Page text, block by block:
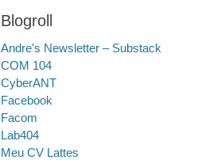
Blogroll
Andre's Newsletter – Substack
COM 104
CyberANT
Facebook
Facom
Lab404
Meu CV Lattes